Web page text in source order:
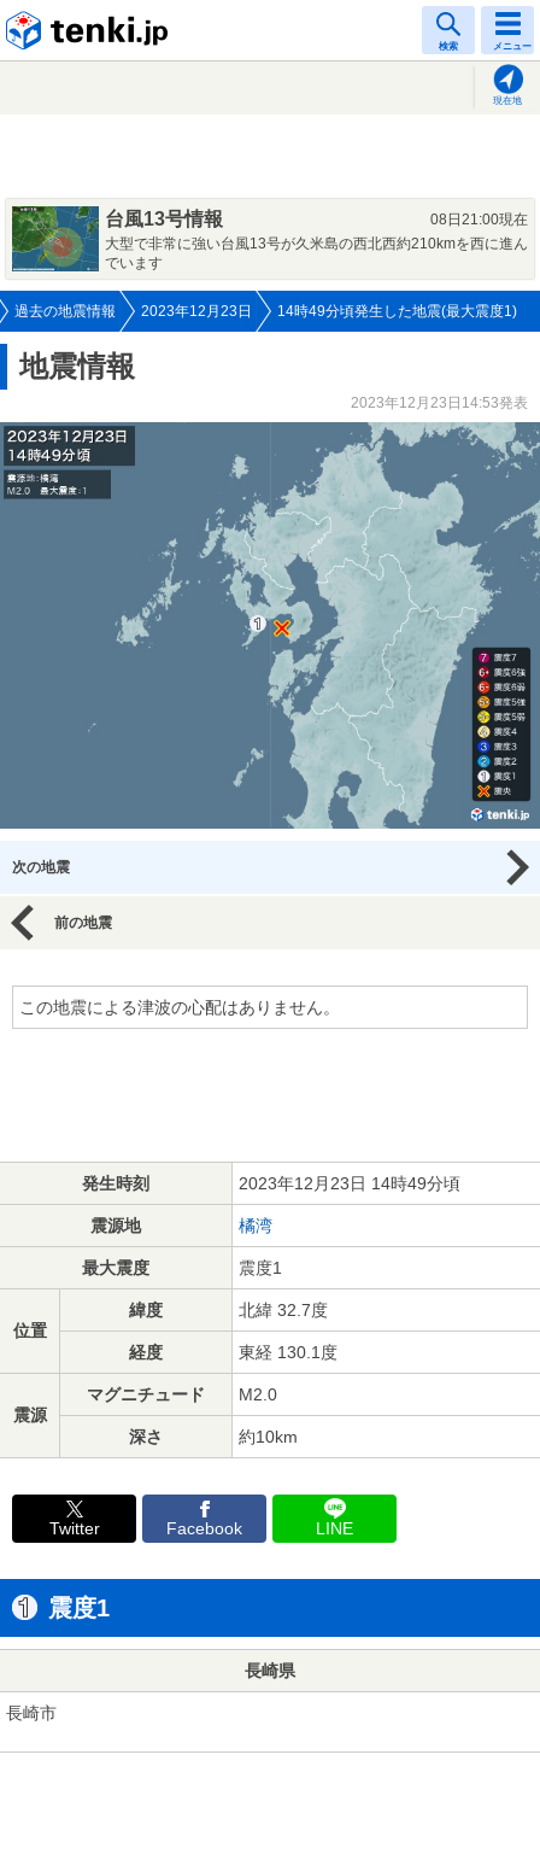
検索 メニュー
現在地
台風13号情報
08日21:00現在
大型で非常に強い台風13号が久米島の西北西約210kmを西に進ん
でいます
過去の地震情報 2023年12月23日 14時49分頃発生した地震(最大震度1)
地震情報
2023年12月23日14:53発表
次の地震
前の地震
この地震による津波の心配はありません。
発生時刻 2023年12月23日 14時49分頃
震源地 橘湾
最大震度 震度1
位置
緯度 北緯 32.7度
経度 東経 130.1度
震源
マグニチュード M2.0
深さ 約10km
Twitter Facebook LINE
震度1
長崎県
長崎市